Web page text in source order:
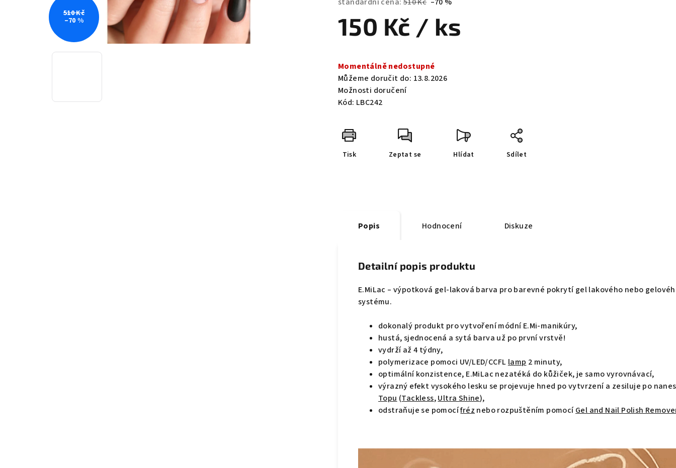
150 Kč / ks
cena:
Momentálně nedostupné
Můžeme doručit do: 13.8.2026
Možnosti doručení
Kód: LBC242
Tisk Zeptat se Hlídat Sdílet
510 Kč
–70 %
Popis Hodnocení Diskuze
Detailní popis produktu
E.MiLac – výpotková gel-laková barva pro barevné pokrytí gel lakového nebo
systému.
dokonalý produkt pro vytvoření módní E.Mi-manikúry,
hustá, sjednocená a sytá barva už po první vrstvě!
vydrží až 4 týdny,
polymerizace pomoci UV/LED/CCFL lamp 2 minuty,
optimální konzistence, E.MiLac nezatéká do kůžiček, je samo vyrovnávací,
výrazný efekt vysokého lesku se projevuje hned po vytvrzení a zesiluje po
Topu (Tackless,Ultra Shine),
odstraňuje se pomocífréz nebo rozpuštěním pomocíGel and Nail Polish